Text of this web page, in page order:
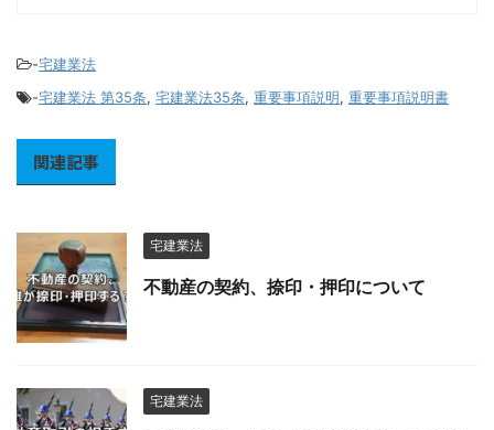
-宅建業法
-宅建業法 第35条, 宅建業法35条, 重要事項説明, 重要事項説明書
関連記事
宅建業法
不動産の契約、捺印・押印について
宅建業法